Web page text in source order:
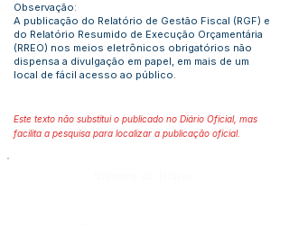
Observação:
A publicação do Relatório de Gestão Fiscal (RGF) e
do Relatório Resumido de Execução Orçamentária
(RREO) nos meios eletrônicos obrigatórios não
dispensa a divulgação em papel, em mais de um
local de fácil acesso ao público.
Este texto não substitui o publicado no Diário Oficial, mas
facilita a pesquisa para localizar a publicação oficial.